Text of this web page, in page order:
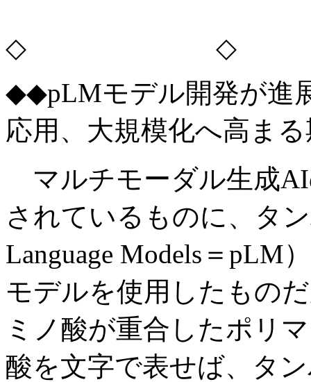
◇ ◇
◆◆pLMモデル開発が進
応用、大規模化へ高ま
マルチモーダル生成
されているものに、タ
Language Models＝pLM
モデルを使用したもの
ミノ酸が重合したポリ
酸を文字で表せば、タ